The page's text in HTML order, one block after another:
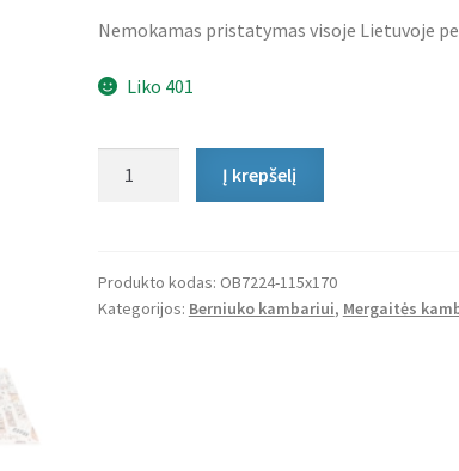
Nemokamas pristatymas visoje Lietuvoje
Liko 401
Streets
Į krepšelį
Produkto kodas: OB7224-115x170
Kategorijos: Berniuko kambariui, Mergaitės